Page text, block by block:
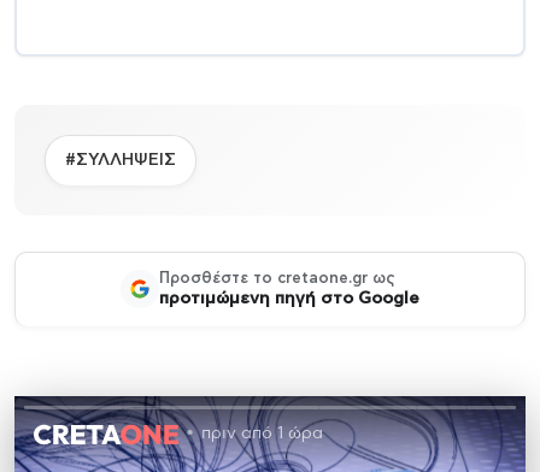
#ΣΥΛΛΗΨΕΙΣ
Προσθέστε το cretaone.gr ως
προτιμώμενη πηγή στο Google
πριν από 1 ώρα